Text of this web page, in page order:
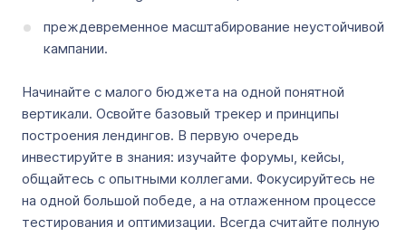
преждевременное масштабирование неустойчивой
кампании.
Начинайте с малого бюджета на одной понятной
вертикали. Освойте базовый трекер и принципы
построения лендингов. В первую очередь
инвестируйте в знания: изучайте форумы, кейсы,
общайтесь с опытными коллегами. Фокусируйтесь не
на одной большой победе, а на отлаженном процессе
тестирования и оптимизации. Всегда считайте полную